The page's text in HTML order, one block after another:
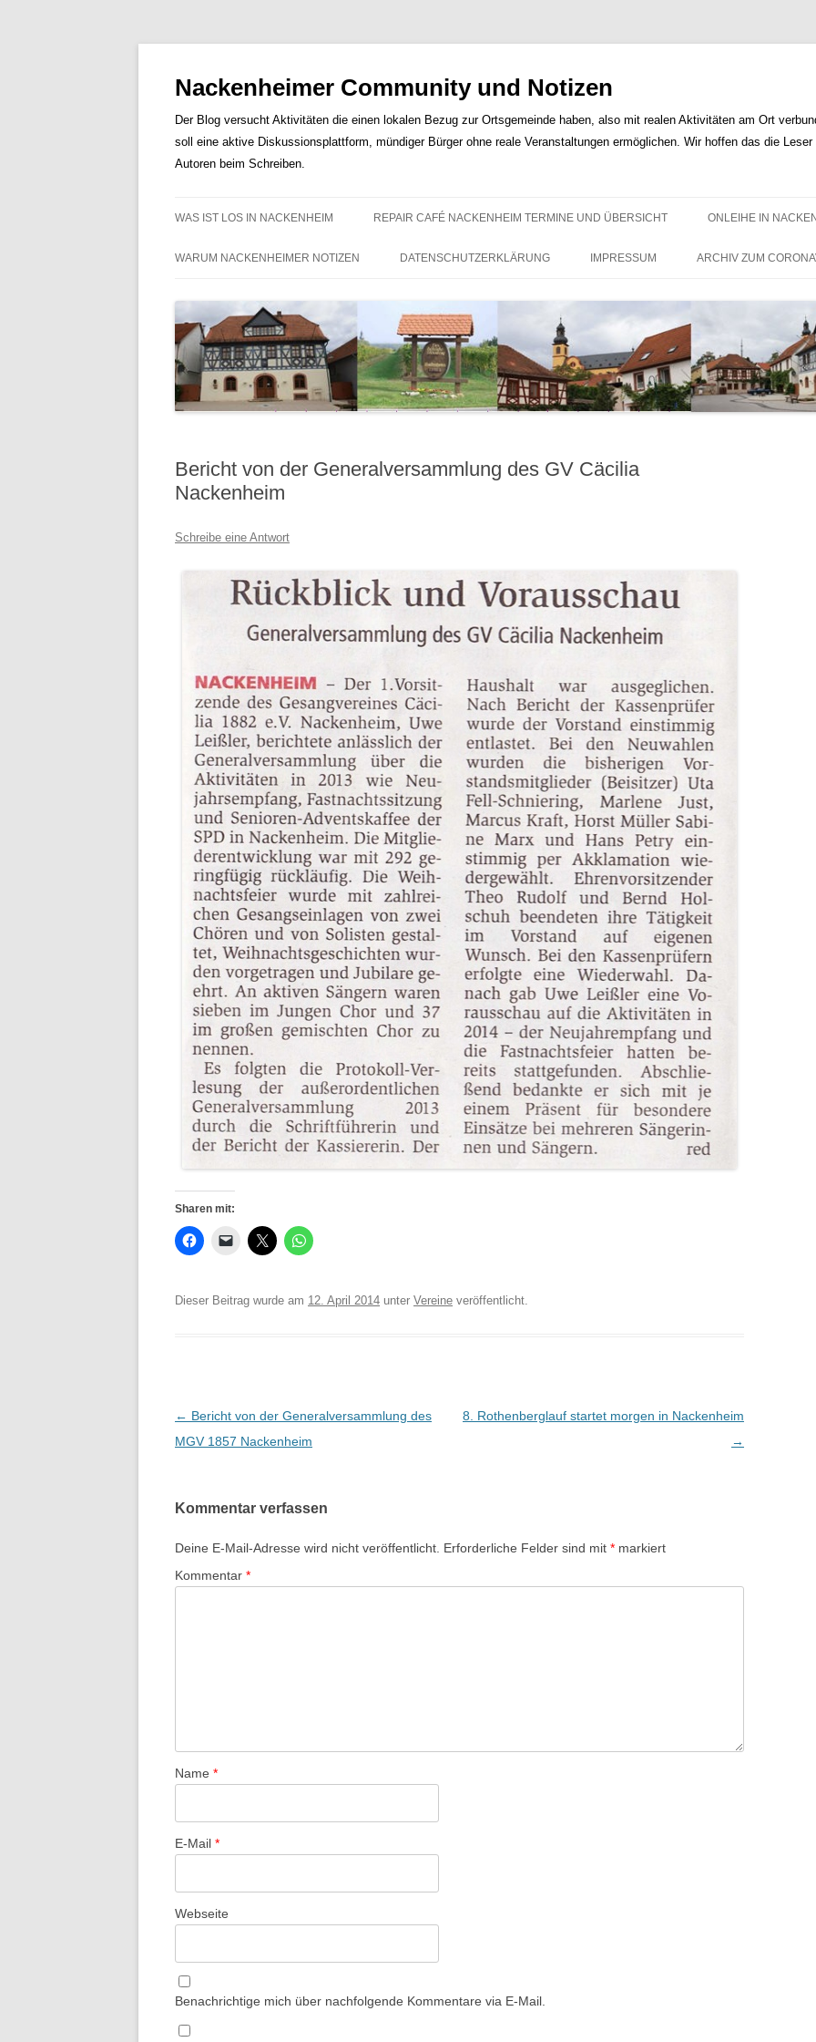
Nackenheimer Community und Notizen
Der Blog versucht Aktivitäten die einen lokalen Bezug zur Ortsgemeinde haben, also mit realen Aktivitäten am Ort
soll eine aktive Diskussionsplattform, mündiger Bürger ohne reale Veranstaltungen ermöglichen. Wir hoffen das die
Autoren beim Schreiben.
Inhalt
WAS IST LOS IN NACKENHEIM REPAIR CAFÉ NACKENHEIM TERMINE UND ÜBERSICHT ONLEIHE IN
WARUM NACKENHEIMER NOTIZEN DATENSCHUTZERKLÄRUNG IMPRESSUM ARCHIV ZUM
Bericht von der Generalversammlung des GV Cäcilia
Nackenheim
Schreibe eine Antwort
Sharen mit:
Dieser Beitrag wurde am 12. April 2014 unter Vereine veröffentlicht.
Beitrags-
Navigation
← Bericht von der Generalversammlung des
MGV 1857 Nackenheim
8. Rothenberglauf startet morgen in Nackenheim
→
Kommentar verfassen
Deine E-Mail-Adresse wird nicht veröffentlicht. Erforderliche Felder sind mit * markiert
Kommentar *
Name *
E-Mail *
Webseite
Benachrichtige mich über nachfolgende Kommentare via E-Mail.